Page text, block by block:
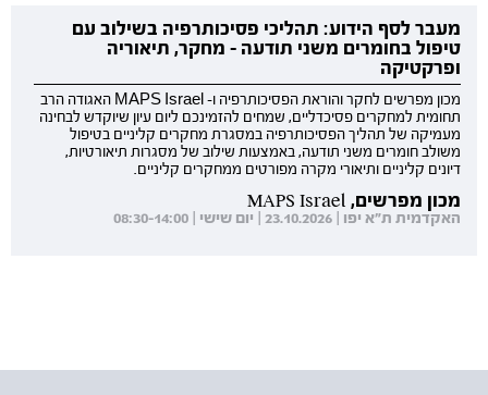
מעבר לסף הידוע: תהליכי פסיכותרפיה בשילוב עם
טיפול בחומרים משני תודעה - מחקר, תיאוריה
ופרקטיקה
מכון מפרשים לחקר והוראת הפסיכותרפיה ו- MAPS Israel האגודה הרב
תחומית למחקרים פסיכדליים, שמחים להזמינכם ליום עיון שיוקדש לבחינה
מעמיקה של תהליך הפסיכותרפיה במסגרת מחקרים קליניים בטיפול
משולב חומרים משני תודעה, באמצעות שילוב של מסגרות תיאורטיות,
דיונים קליניים ותיאורי מקרה מפורטים ממחקרים קליניים.
מכון מפרשים, MAPS Israel
האקדמית ת"א יפו | 23.10.2026 | יום שישי | 08:30-14:00